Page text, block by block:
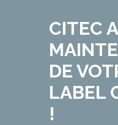
CITEC
DE
LABEL
!